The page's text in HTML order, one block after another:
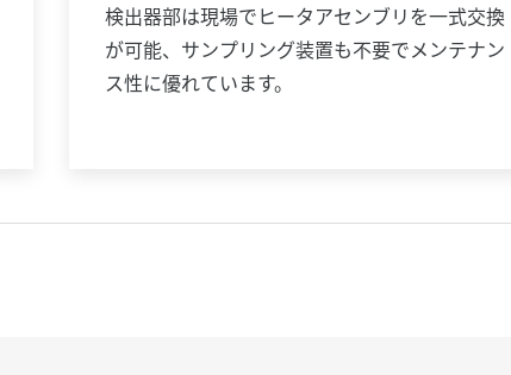
検出器部は現場でヒータアセンブリを一式交換
が可能、サンプリング装置も不要でメンテナン
ス性に優れています。